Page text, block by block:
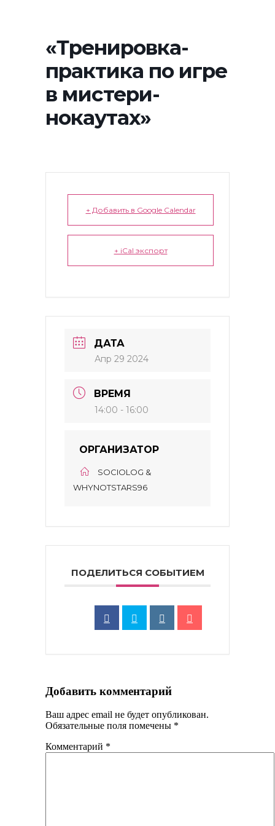
«Тренировка-
практика по игре
в мистери-
нокаутах»
+ Добавить в Google Calendar
+ iCal экспорт
ДАТА
Апр 29 2024
ВРЕМЯ
14:00 - 16:00
ОРГАНИЗАТОР
SOCIOLOG &
WHYNOTSTARS96
ПОДЕЛИТЬСЯ СОБЫТИЕМ
Добавить комментарий
Ваш адрес email не будет опубликован.
Обязательные поля помечены *
Комментарий *